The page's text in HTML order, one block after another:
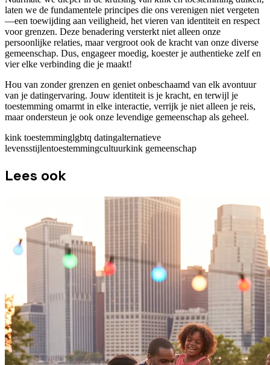
laten we de fundamentele principes die ons verenigen niet vergeten
—een toewijding aan veiligheid, het vieren van identiteit en respect
voor grenzen. Deze benadering versterkt niet alleen onze
persoonlijke relaties, maar vergroot ook de kracht van onze diverse
gemeenschap. Dus, engageer moedig, koester je authentieke zelf en
vier elke verbinding die je maakt!
Hou van zonder grenzen en geniet onbeschaamd van elk avontuur
van je datingervaring. Jouw identiteit is je kracht, en terwijl je
toestemming omarmt in elke interactie, verrijk je niet alleen je reis,
maar ondersteun je ook onze levendige gemeenschap als geheel.
kink toestemminglgbtq datingalternatieve
levensstijlentoestemmingcultuurkink gemeenschap
Lees ook